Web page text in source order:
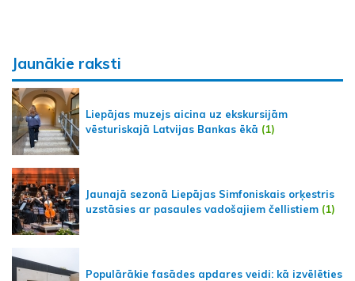
Jaunākie raksti
Liepājas muzejs aicina uz ekskursijām
vēsturiskajā Latvijas Bankas ēkā (1)
Jaunajā sezonā Liepājas Simfoniskais orķestris
uzstāsies ar pasaules vadošajiem čellistiem (1)
Populārākie fasādes apdares veidi: kā izvēlēties